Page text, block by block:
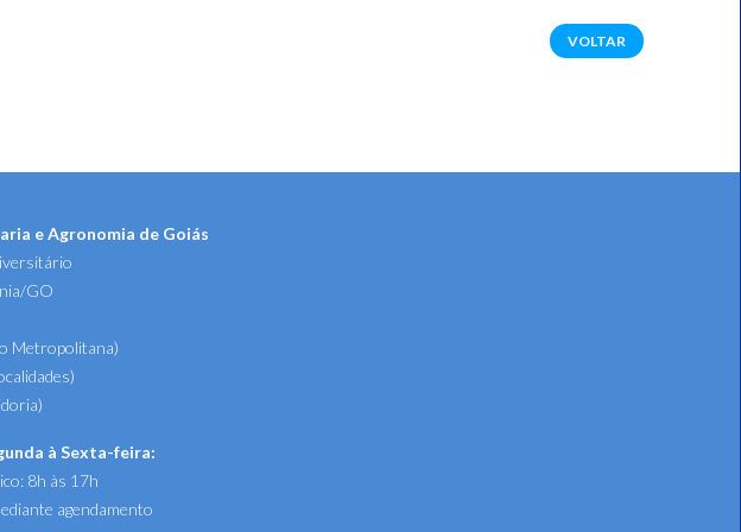
VOLTAR
e Agronomia de Goiás
GO
Metropolitana)
à Sexta-feira:
8h às 17h
agendamento